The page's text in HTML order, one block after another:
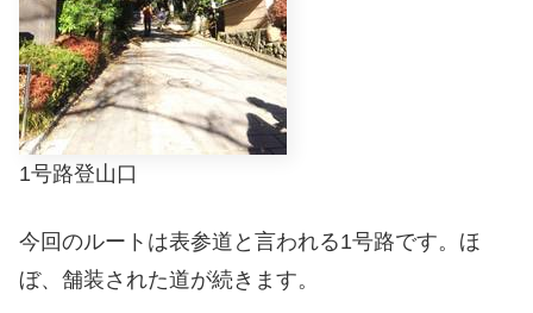
1号路登山口
今回のルートは表参道と言われる1号路です。ほ
ぼ、舗装された道が続きます。